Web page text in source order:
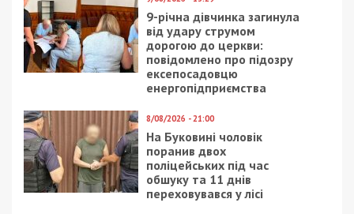
В этом году отремонтировали тротуар под
колледжем культуры на Яворницкого.
Урбанисты Днепра против
восстановления подземного перехода
на Донецком шоссе: видео